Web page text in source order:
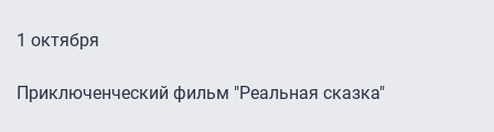
1 октября
Приключенческий фильм "Реальная сказка"